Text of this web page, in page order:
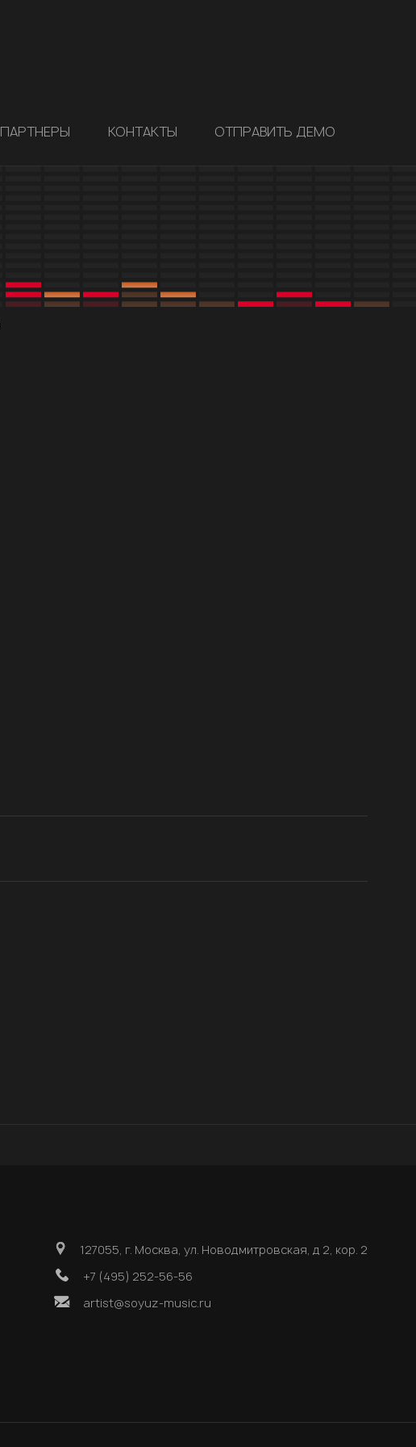
ПАРТНЕРЫ КОНТАКТЫ
ОТПРАВИТЬ ДЕМО
127055, г. Москва, ул. Новодмитровская, д 2, кор. 2
+7 (495) 252-56-56
artist@soyuz-music.ru